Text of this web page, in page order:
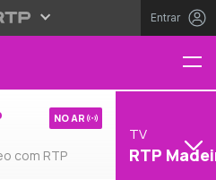
Entrar
com RTP
NO AR
TV
RTP